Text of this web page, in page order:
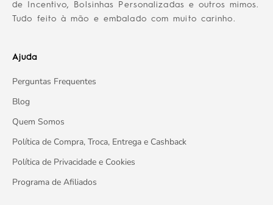
de Incentivo, Bolsinhas Personalizadas e outros mimos.
Tudo feito à mão e embalado com muito carinho.
Ajuda
Perguntas Frequentes
Blog
Quem Somos
Política de Compra, Troca, Entrega e Cashback
Política de Privacidade e Cookies
Programa de Afiliados